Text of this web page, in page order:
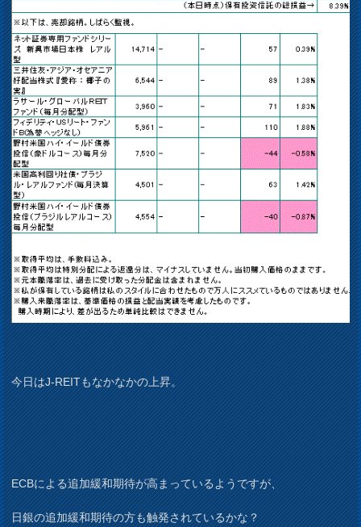
今日はJ-REITもなかなかの上昇。
ECBによる追加緩和期待が高まっているようですが、
日銀の追加緩和期待の方も触発されているかな？